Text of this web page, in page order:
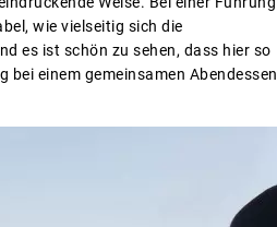
wie vielseitig sich die
es ist schön zu sehen, dass hier so
einem gemeinsamen Abendessen